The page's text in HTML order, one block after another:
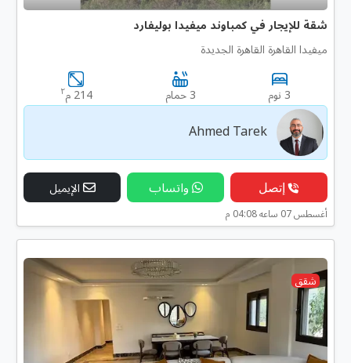
شقة للإيجار في كمباوند ميفيدا بوليفارد
ميفيدا القاهرة القاهرة الجديدة
3 نوم 3 حمام 214 م ٢
Ahmed Tarek
إتصل واتساب الإيميل
أغسطس 07 ساعه 04:08 م
شقق